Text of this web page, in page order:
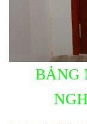
BẢNG